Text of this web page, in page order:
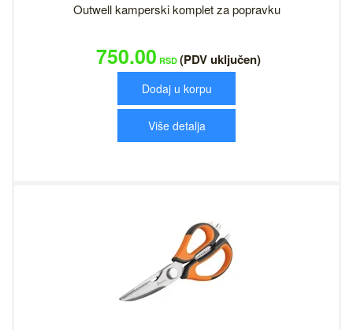
Outwell kamperski komplet za popravku
750.00 RSD (PDV uključen)
Dodaj u korpu
Više detalja